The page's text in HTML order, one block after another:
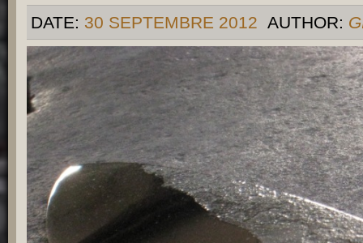
DATE: 30 SEPTEMBRE 2012 AUTHOR: